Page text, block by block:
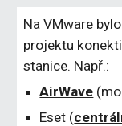
Na VMware
projektu
stanice. Např.:
AirWave
Eset (